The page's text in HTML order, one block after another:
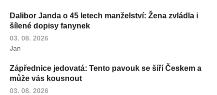
Dalibor Janda o 45 letech manželství: Žena zvládla i
šílené dopisy fanynek
03. 08. 2026
Jan
Zápřednice jedovatá: Tento pavouk se šíří Českem a
může vás kousnout
03. 08. 2026